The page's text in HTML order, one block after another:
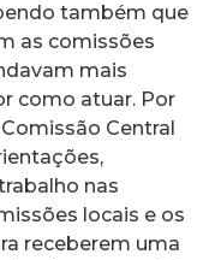
também que
as comissões
mais
como atuar. Por
Central
nas
locais e os
receberem uma